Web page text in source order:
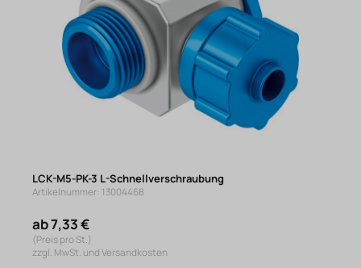
LCK-M5-PK-3 L-Schnellverschraubung
Artikelnummer: 13004468
ab 7,33 €
(Preis pro St.)
zzgl. MwSt. und Versandkosten